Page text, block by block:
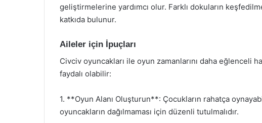
geliştirmelerine yardımcı olur. Farklı dokuların
katkıda bulunur.
Aileler için İpuçları
Civciv oyuncakları ile oyun zamanlarını daha eğlenceli
faydalı olabilir:
1. **Oyun Alanı Oluşturun**: Çocukların rahatça
oyuncakların dağılmaması için düzenli tutulmalıdır.